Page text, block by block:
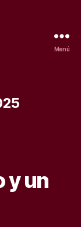
Menú
y un